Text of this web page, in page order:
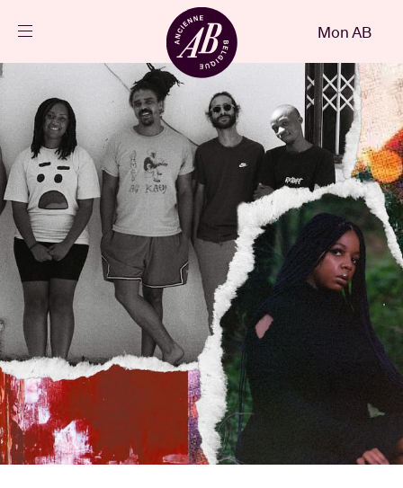
FR
Agenda
Projets
Actualités
Infos visiteurs
AB ❤ you
Location de salles
Mon AB